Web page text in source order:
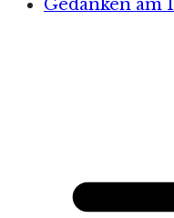
Gedanken am